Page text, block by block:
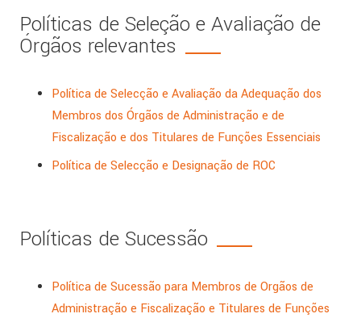
Políticas de Seleção e Avaliação de
Órgãos relevantes
Política de Selecção e Avaliação da Adequação dos
Membros dos Órgãos de Administração e de
Fiscalização e dos Titulares de Funções Essenciais
Política de Selecção e Designação de ROC
Políticas de Sucessão
Política de Sucessão para Membros de Orgãos de
Administração e Fiscalização e Titulares de Funções